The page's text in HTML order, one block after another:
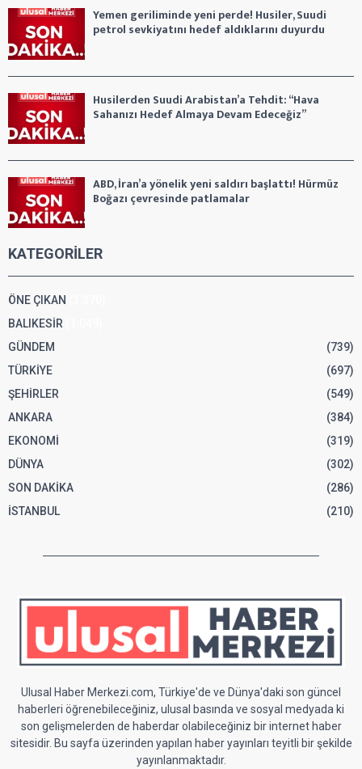
Yemen geriliminde yeni perde! Husiler, Suudi
petrol sevkiyatını hedef aldıklarını duyurdu
Husilerden Suudi Arabistan’a Tehdit: “Hava
Sahanızı Hedef Almaya Devam Edeceğiz”
ABD, İran’a yönelik yeni saldırı başlattı! Hürmüz
Boğazı çevresinde patlamalar
KATEGORİLER
ÖNE ÇIKAN
BALIKESİR
GÜNDEM
(739)
TÜRKİYE
(697)
ŞEHİRLER
(549)
ANKARA
(384)
EKONOMİ
(319)
DÜNYA
(302)
SON DAKİKA
(286)
İSTANBUL
(210)
Ulusal Haber Merkezi.com, Türkiye'de ve Dünya'daki son güncel
haberleri öğrenebileceğiniz, ulusal basında ve sosyal medyada ki
son gelişmelerden de haberdar olabileceğiniz bir internet haber
sitesidir. Bu sayfa üzerinden yapılan haber yayınları teyitli bir şekilde
yayınlanmaktadır.